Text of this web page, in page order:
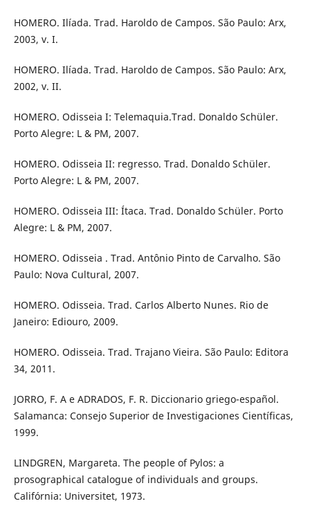
HOMERO. Ilíada. Trad. Haroldo de Campos. São Paulo: Arx,
2003, v. I.
HOMERO. Ilíada. Trad. Haroldo de Campos. São Paulo: Arx,
2002, v. II.
HOMERO. Odisseia I: Telemaquia.Trad. Donaldo Schüler.
Porto Alegre: L & PM, 2007.
HOMERO. Odisseia II: regresso. Trad. Donaldo Schüler.
Porto Alegre: L & PM, 2007.
HOMERO. Odisseia III: Ítaca. Trad. Donaldo Schüler. Porto
Alegre: L & PM, 2007.
HOMERO. Odisseia . Trad. Antônio Pinto de Carvalho. São
Paulo: Nova Cultural, 2007.
HOMERO. Odisseia. Trad. Carlos Alberto Nunes. Rio de
Janeiro: Ediouro, 2009.
HOMERO. Odisseia. Trad. Trajano Vieira. São Paulo: Editora
34, 2011.
JORRO, F. A e ADRADOS, F. R. Diccionario griego-español.
Salamanca: Consejo Superior de Investigaciones Científicas,
1999.
LINDGREN, Margareta. The people of Pylos: a
prosographical catalogue of individuals and groups.
Califórnia: Universitet, 1973.